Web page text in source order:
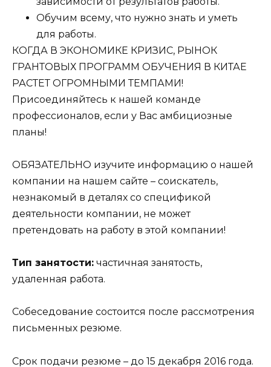
Обучим всему, что нужно знать и уметь
для работы.
КОГДА В ЭКОНОМИКЕ КРИЗИС, РЫНОК
ГРАНТОВЫХ ПРОГРАММ ОБУЧЕНИЯ В КИТАЕ
РАСТЕТ ОГРОМНЫМИ ТЕМПАМИ!
Присоединяйтесь к нашей команде
профессионалов, если у Вас амбициозные
планы!
ОБЯЗАТЕЛЬНО изучите информацию о нашей
компании на нашем сайте – соискатель,
незнакомый в деталях со спецификой
деятельности компании, не может
претендовать на работу в этой компании!
Тип занятости: частичная занятость,
удаленная работа.
Собеседование состоится после рассмотрения
письменных резюме.
Срок подачи резюме – до 15 декабря 2016 года.